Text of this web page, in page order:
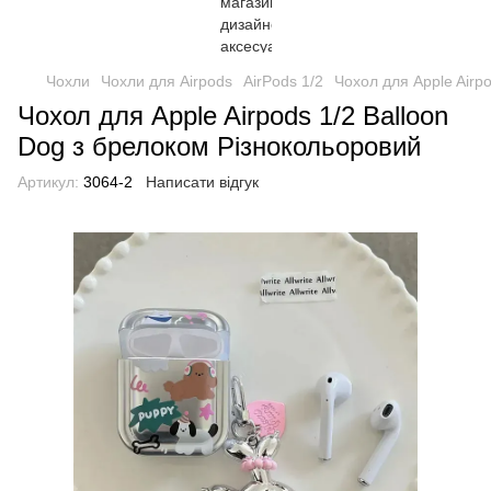
Чохли Чохли для Airpods AirPods 1/2 Чохол для Apple
Чохол для Apple Airpods 1/2 Balloon
Dog з брелоком Різнокольоровий
Артикул: 3064-2 Написати відгук